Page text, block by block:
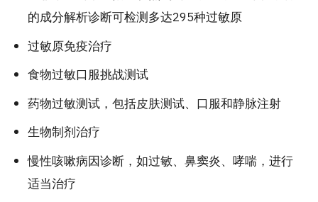
的成分解析诊断可检测多达295种过敏原
过敏原免疫治疗
食物过敏口服挑战测试
药物过敏测试，包括皮肤测试、口服和静脉注射
生物制剂治疗
慢性咳嗽病因诊断，如过敏、鼻窦炎、哮喘，进行
适当治疗